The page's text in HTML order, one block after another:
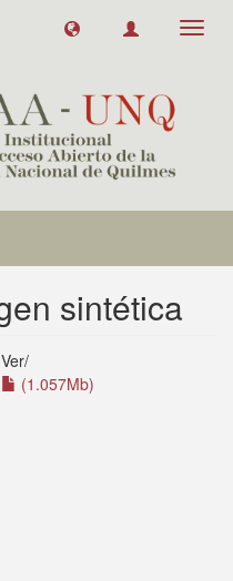
sintética
Ver/
(1.057Mb)